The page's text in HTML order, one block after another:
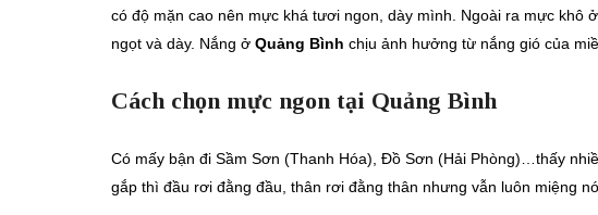
có độ mặn cao nên mực khá tươi ngon, dày mình. Ngoài ra mực khô
ngọt và dày. Nắng ở Quảng Bình chịu ảnh hưởng từ nắng gió của
Cách chọn mực ngon tại Quảng Bình
Có mấy bận đi Sầm Sơn (Thanh Hóa), Đồ Sơn (Hải Phòng)…thấy
gắp thì đầu rơi đằng đầu, thân rơi đằng thân nhưng vẫn luôn miệng